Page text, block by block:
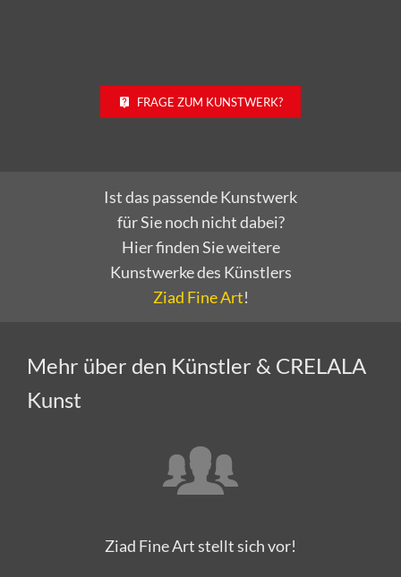
FRAGE ZUM KUNSTWERK?
für Sie noch nicht dabei?
Hier finden Sie weitere
Kunstwerke des Künstlers
Ziad Fine Art!